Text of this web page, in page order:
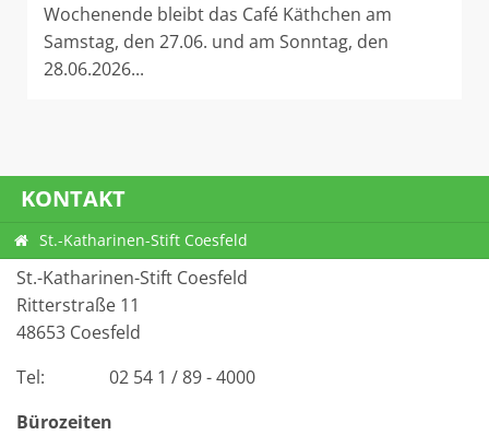
Wochenende bleibt das Café Käthchen am
Samstag, den 27.06. und am Sonntag, den
28.06.2026...
KONTAKT
St.-Katharinen-Stift Coesfeld
St.-Katharinen-Stift Coesfeld
Ritterstraße 11
48653 Coesfeld
Tel
02 54 1 / 89 - 4000
Bürozeiten